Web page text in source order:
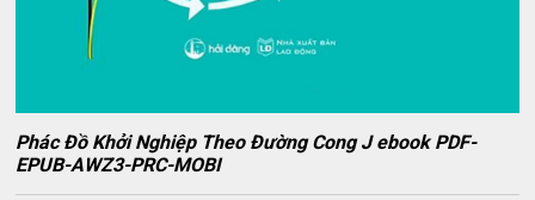
Phác Đồ Khởi Nghiệp Theo Đường Cong J ebook PDF-
EPUB-AWZ3-PRC-MOBI